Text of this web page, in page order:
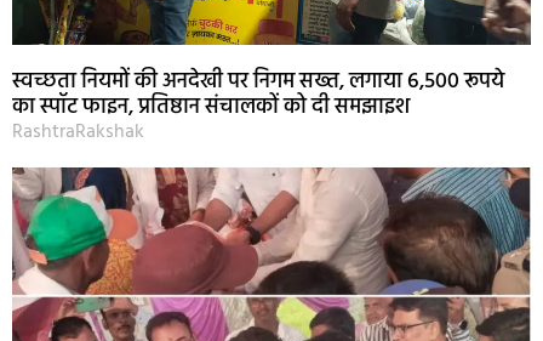
स्वच्छता नियमों की अनदेखी पर निगम सख्त, लगाया 6,500 रूपये
का स्पॉट फाइन, प्रतिष्ठान संचालकों को दी समझाइश
RashtraRakshak